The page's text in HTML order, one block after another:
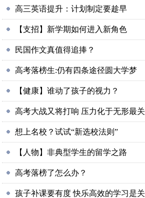
高三英语提升：计划制定要趁早
【支招】新学期如何进入新角色
民国作文真值得追捧？
高考落榜生:仍有四条途径圆大学梦
【健康】谁动了孩子的视力？
高考大战又将打响 压力化于无形最
想上名校？试试“新选校法则”
【人物】非典型学生的留学之路
高考落榜了怎么办？
孩子补课要有度 快乐高效的学习是